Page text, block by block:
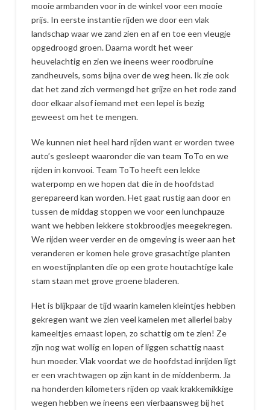
mooie armbanden voor in de winkel voor een mooie
prijs. In eerste instantie rijden we door een vlak
landschap waar we zand zien en af en toe een vleugje
opgedroogd groen. Daarna wordt het weer
heuvelachtig en zien we ineens weer roodbruine
zandheuvels, soms bijna over de weg heen. Ik zie ook
dat het zand zich vermengd het grijze en het rode zand
door elkaar alsof iemand met een lepel is bezig
geweest om het te mengen.
We kunnen niet heel hard rijden want er worden twee
auto’s gesleept waaronder die van team ToTo en we
rijden in konvooi. Team ToTo heeft een lekke
waterpomp en we hopen dat die in de hoofdstad
gerepareerd kan worden. Het gaat rustig aan door en
tussen de middag stoppen we voor een lunchpauze
want we hebben lekkere stokbroodjes meegekregen.
We rijden weer verder en de omgeving is weer aan het
veranderen er komen hele grove grasachtige planten
en woestijnplanten die op een grote houtachtige kale
stam staan met grove groene bladeren.
Het is blijkpaar de tijd waarin kamelen kleintjes hebben
gekregen want we zien veel kamelen met allerlei baby
kameeltjes ernaast lopen, zo schattig om te zien! Ze
zijn nog wat wollig en lopen of liggen schattig naast
hun moeder. Vlak voordat we de hoofdstad inrijden ligt
er een vrachtwagen op zijn kant in de middenberm. Ja
na honderden kilometers rijden op vaak krakkemikkige
wegen hebben we ineens een vierbaansweg bij het